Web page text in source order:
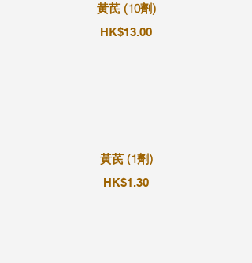
黃芪 (10劑)
HK$13.00
黃芪 (1劑)
HK$1.30